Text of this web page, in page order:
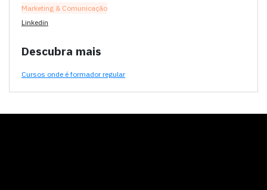
Marketing & Comunicação
Linkedin
Descubra mais
Cursos onde é formador regular